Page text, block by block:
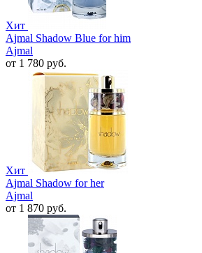
Хит
Ajmal Shadow Blue for him
Ajmal
от 1 780 руб.
Хит
Ajmal Shadow for her
Ajmal
от 1 870 руб.